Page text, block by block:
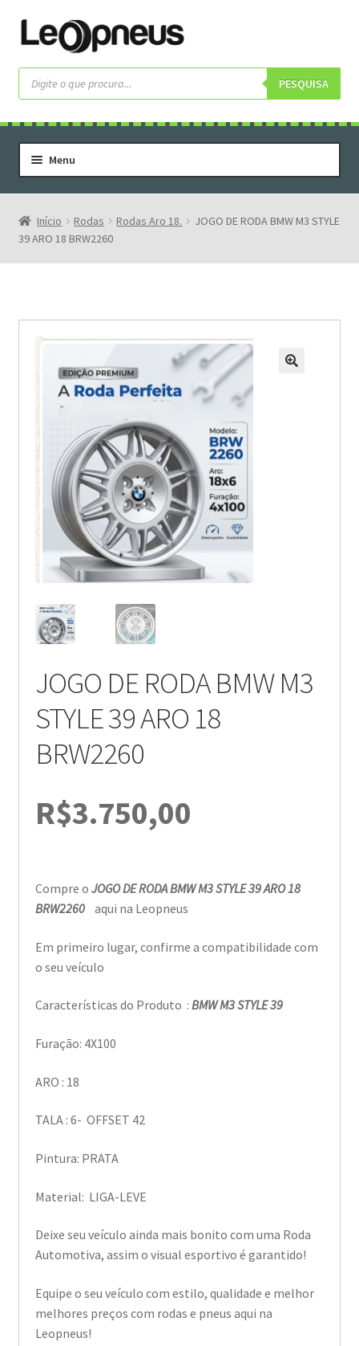
Pular
para
navegação
Pular
para
o
conteúdo
Pesquisar
produtos PESQUISA
Menu
Home
Serviços
Rodas
Pneus Letras Brancas
Início Rodas Rodas Aro 18.
JOGO DE RODA BMW M3 STYLE
39 ARO 18 BRW2260
JOGO DE RODA BMW M3
STYLE 39 ARO 18
BRW2260
R$3.750,00
Compre o JOGO DE RODA BMW M3 STYLE 39 ARO 18
BRW2260 aqui na Leopneus
Em primeiro lugar, confirme a compatibilidade com
o seu veículo
Características do Produto : BMW M3 STYLE 39
Furação: 4X100
ARO : 18
TALA : 6- OFFSET 42
Pintura: PRATA
Material: LIGA-LEVE
Deixe seu veículo ainda mais bonito com uma Roda
Automotiva, assim o visual esportivo é garantido!
Equipe o seu veículo com estilo, qualidade e melhor
melhores preços com rodas e pneus aqui na
Leopneus!